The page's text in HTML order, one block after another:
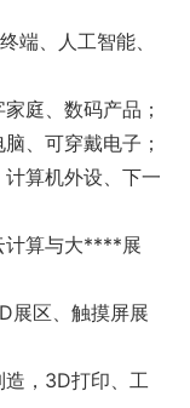
端、人工智能、
庭、数码产品；
、可穿戴电子；
算机外设、下一
计算与大****展
展区、触摸屏展
，3D打印、工